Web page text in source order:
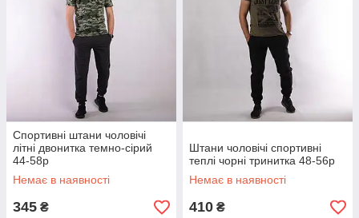
Спортивні штани чоловічі
літні двонитка темно-сірий
44-58р
Немає в наявності
345 ₴
Штани чоловічі спортивні
теплі чорні тринитка 48-56р
Немає в наявності
410 ₴